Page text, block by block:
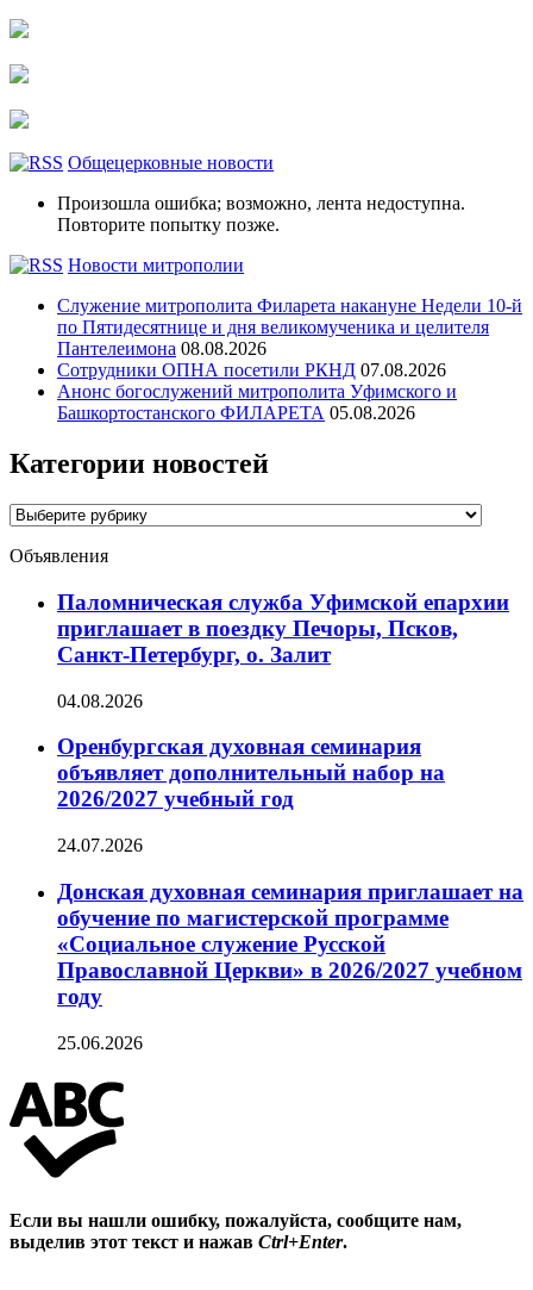
Общецерковные новости
Произошла ошибка; возможно, лента недоступна.
Повторите попытку позже.
Новости митрополии
Служение митрополита Филарета накануне Недели 10-й
по Пятидесятнице и дня великомученика и целителя
Пантелеимона 08.08.2026
Сотрудники ОПНА посетили РКНД 07.08.2026
Анонс богослужений митрополита Уфимского и
Башкортостанского ФИЛАРЕТА 05.08.2026
Категории новостей
Категории
Объявления
Паломническая служба Уфимской епархии
приглашает в поездку Печоры, Псков,
Санкт-Петербург, о. Залит
04.08.2026
Оренбургская духовная семинария
объявляет дополнительный набор на
2026/2027 учебный год
24.07.2026
Донская духовная семинария приглашает на
обучение по магистерской программе
«Социальное служение Русской
Православной Церкви» в 2026/2027 учебном
году
25.06.2026
Если вы нашли ошибку, пожалуйста, сообщите нам,
выделив этот текст и нажав Ctrl+Enter.